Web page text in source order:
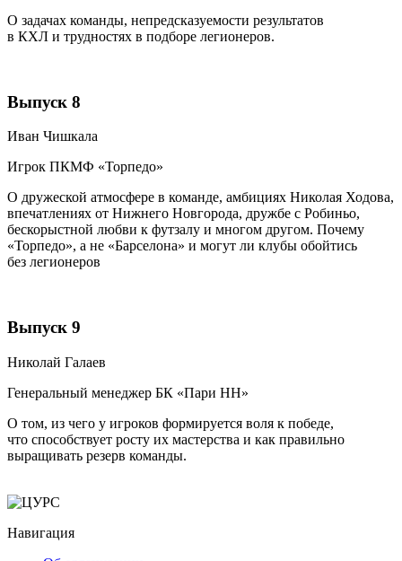
О задачах команды, непредсказуемости результатов
в КХЛ и трудностях в подборе легионеров.
Выпуск 8
Иван Чишкала
Игрок ПКМФ «Торпедо»
О дружеской атмосфере в команде, амбициях Николая Ходова,
впечатлениях от Нижнего Новгорода, дружбе с Робиньо,
бескорыстной любви к футзалу и многом другом. Почему
«Торпедо», а не «Барселона» и могут ли клубы обойтись
без легионеров
Выпуск 9
Николай Галаев
Генеральный менеджер БК «Пари НН»
О том, из чего у игроков формируется воля к победе,
что способствует росту их мастерства и как правильно
выращивать резерв команды.
Навигация